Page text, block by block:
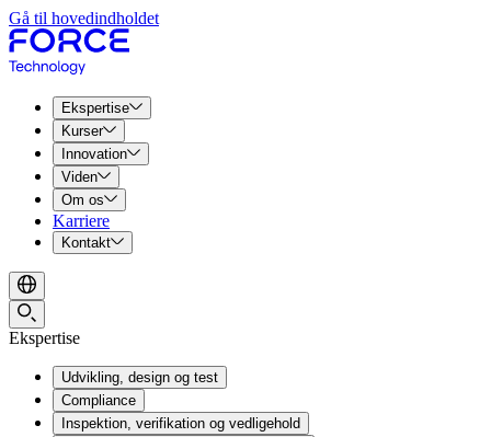
Gå til hovedindholdet
Ekspertise
Kurser
Innovation
Viden
Om os
Karriere
Kontakt
Ekspertise
Udvikling, design og test
Compliance
Inspektion, verifikation og vedligehold